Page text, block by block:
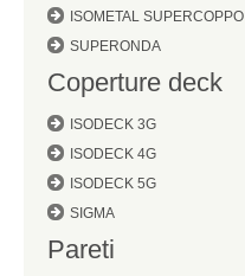
ISOMETAL SUPERCOPPO
SUPERONDA
Coperture deck
ISODECK 3G
ISODECK 4G
ISODECK 5G
SIGMA
Pareti